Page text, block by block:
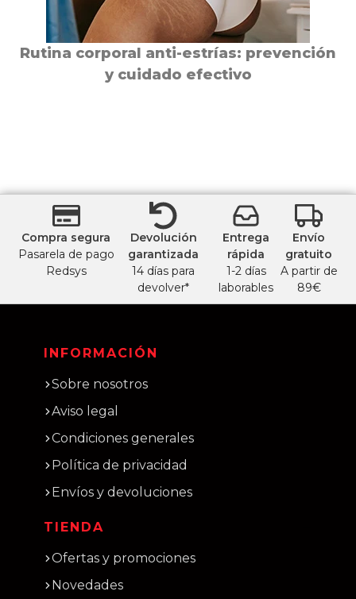
Rutina corporal anti-estrías: prevención
y cuidado efectivo
Compra segura
Pasarela de pago
Redsys
Devolución
garantizada
14 días para
devolver*
Entrega
rápida
1-2 días
laborables
Envío
gratuito
A partir de
89€
INFORMACIÓN
Sobre nosotros
Aviso legal
Condiciones generales
Política de privacidad
Envíos y devoluciones
TIENDA
Ofertas y promociones
Novedades